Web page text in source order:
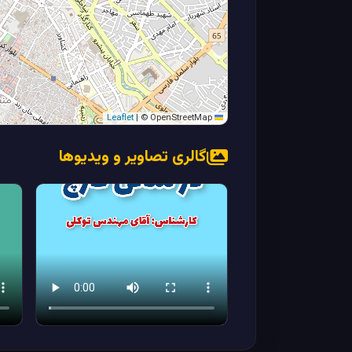
Leaflet
| © OpenStreetMap
گالری تصاویر و ویدیوها